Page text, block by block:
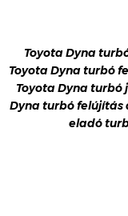
Toyota Dyna
Toyota Dyna turbó
Toyota Dyna turbó
Dyna turbó felújítás
eladó